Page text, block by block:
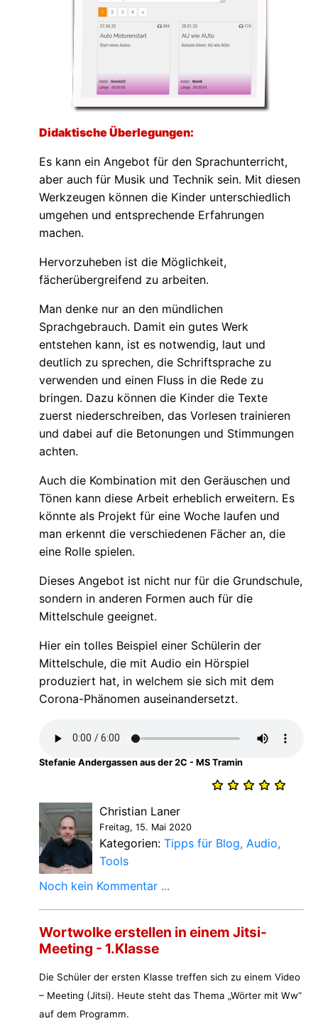
Didaktische Überlegungen:
Es kann ein Angebot für den Sprachunterricht,
aber auch für Musik und Technik sein. Mit diesen
Werkzeugen können die Kinder unterschiedlich
umgehen und entsprechende Erfahrungen
machen.
Hervorzuheben ist die Möglichkeit,
fächerübergreifend zu arbeiten.
Man denke nur an den mündlichen
Sprachgebrauch. Damit ein gutes Werk
entstehen kann, ist es notwendig, laut und
deutlich zu sprechen, die Schriftsprache zu
verwenden und einen Fluss in die Rede zu
bringen. Dazu können die Kinder die Texte
zuerst niederschreiben, das Vorlesen trainieren
und dabei auf die Betonungen und Stimmungen
achten.
Auch die Kombination mit den Geräuschen und
Tönen kann diese Arbeit erheblich erweitern. Es
könnte als Projekt für eine Woche laufen und
man erkennt die verschiedenen Fächer an, die
eine Rolle spielen.
Dieses Angebot ist nicht nur für die Grundschule,
sondern in anderen Formen auch für die
Mittelschule geeignet.
Hier ein tolles Beispiel einer Schülerin der
Mittelschule, die mit Audio ein Hörspiel
produziert hat, in welchem sie sich mit dem
Corona-Phänomen auseinandersetzt.
Stefanie Andergassen aus der 2C - MS Tramin
Christian Laner
Freitag, 15. Mai 2020
Kategorien: Tipps für Blog Audio
Tools
Noch kein Kommentar ...
Wortwolke erstellen in einem Jitsi-
Meeting - 1.Klasse
Die Schüler der ersten Klasse treffen sich zu einem Video
– Meeting (Jitsi). Heute steht das Thema „Wörter mit Ww“
auf dem Programm.